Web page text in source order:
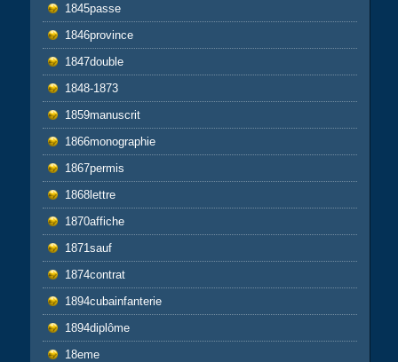
1845passe
1846province
1847double
1848-1873
1859manuscrit
1866monographie
1867permis
1868lettre
1870affiche
1871sauf
1874contrat
1894cubainfanterie
1894diplôme
18eme